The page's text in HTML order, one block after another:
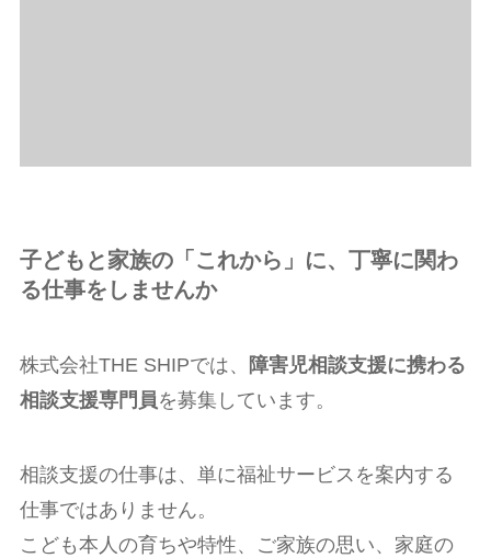
子どもと家族の「これから」に、丁寧に関わ
る仕事をしませんか
株式会社THE SHIPでは、
障害児相談支援に携わる
相談支援専門員 を募集しています。
相談支援の仕事は、単に福祉サービスを案内する
仕事ではありません。
こども本人の育ちや特性、ご家族の思い、家庭の